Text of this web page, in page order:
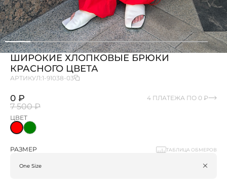
ШИРОКИЕ ХЛОПКОВЫЕ БРЮКИ
КРАСНОГО ЦВЕТА
АРТИКУЛ:1-91038-03
0 ₽
7 500 ₽
4 ПЛАТЕЖА ПО 0 ₽
ЦВЕТ
РАЗМЕР ТАБЛИЦА ОБМЕРОВ